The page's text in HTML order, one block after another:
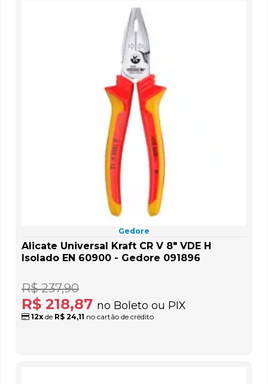
Gedore
Alicate Universal Kraft CR V 8" VDE H
Isolado EN 60900 - Gedore 091896
R$ 218,87 no Boleto ou PIX
R$ 237,90
12x de R$ 24,11 no cartão de crédito